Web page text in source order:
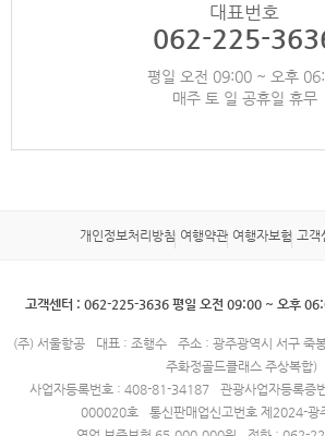
대표번호
062-225-
평일 오전 09:00 ~ 오후
매주 토 일 공휴일 휴무
개인정보처리방침 여행약관 여행자보험 고객
고객센터 : 062-225-3636 평일 오전 09:00 ~ 오후
(주) 서울항공 대표 : 조행수
주소 : 광주광역시 서구 죽
주화정골드클래스 주상복합)
사업자등록번호 : 408-81-34187
관광사업자등록증
000020호
통신판매업신고번호 제2024-광